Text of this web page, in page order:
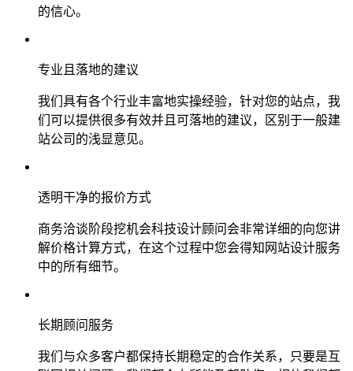
的信心。
专业且落地的建议
我们具有各个行业丰富地实操经验，针对您的站点，我
们可以提供很多有效并且可落地的建议，区别于一般建
站公司的浅显意见。
透明干净的报价方式
商务洽谈阶段挖机会科技设计顾问会非常详细的向您讲
解价格计算方式，在这个过程中您会得知网站设计服务
中的所有细节。
长期顾问服务
我们与众多客户都保持长期稳定的合作关系，只要是互